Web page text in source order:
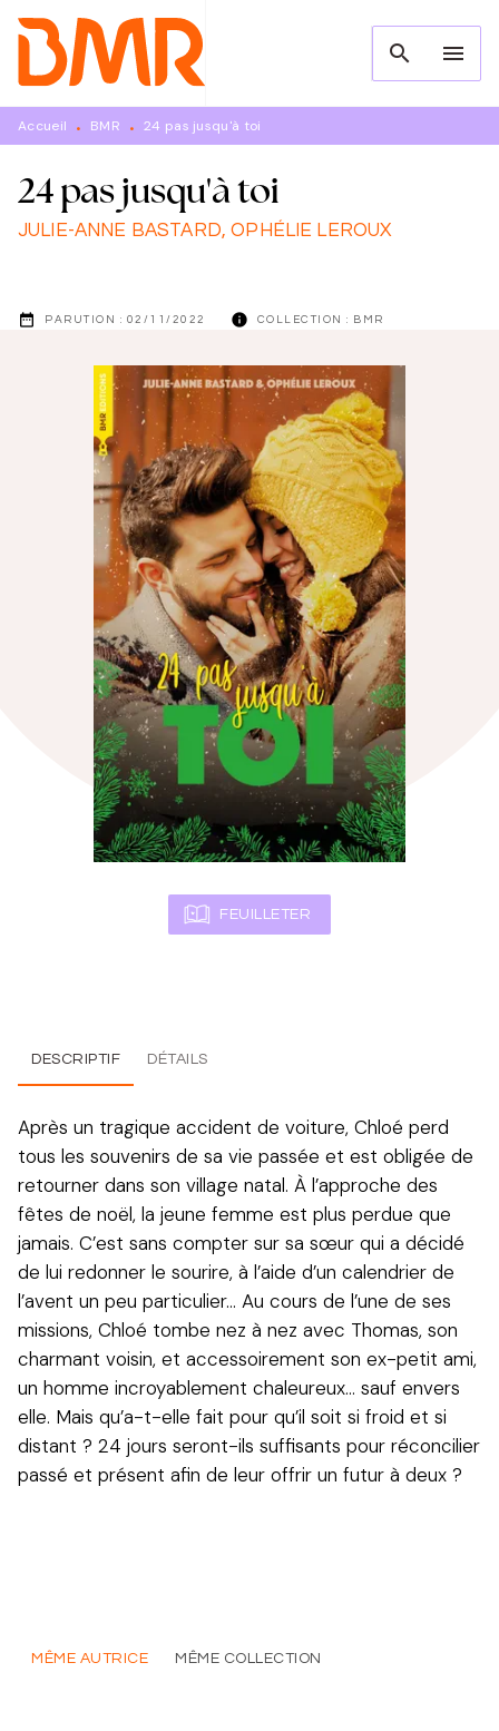
MENU RECHERCHE
PIED DE PAGE
search menu
Accueil • BMR • 24 pas jusqu'à toi
24 pas jusqu'à toi
JULIE-ANNE BASTARD,OPHÉLIE LEROUX
date_range PARUTION : 02/11/2022 info COLLECTION : BMR
FEUILLETER
DESCRIPTIF DÉTAILS
Après un tragique accident de voiture, Chloé perd
tous les souvenirs de sa vie passée et est obligée de
retourner dans son village natal. À l’approche des
fêtes de noël, la jeune femme est plus perdue que
jamais. C’est sans compter sur sa sœur qui a décidé
de lui redonner le sourire, à l’aide d’un calendrier de
l’avent un peu particulier… Au cours de l’une de ses
missions, Chloé tombe nez à nez avec Thomas, son
charmant voisin, et accessoirement son ex-petit ami,
un homme incroyablement chaleureux… sauf envers
elle. Mais qu’a-t-elle fait pour qu’il soit si froid et si
distant ? 24 jours seront-ils suffisants pour réconcilier
passé et présent afin de leur offrir un futur à deux ?
MÊME AUTRICE MÊME COLLECTION